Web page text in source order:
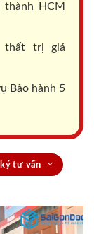
thành HCM
thất trị giá
Bảo hành 5
tư vấn